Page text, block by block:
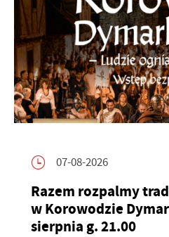
07-08-2026
Razem rozpalmy
w Korowodzie
sierpnia g. 21.00